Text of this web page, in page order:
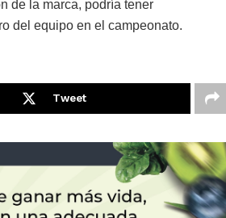
de la marca, podría tener
del equipo en el campeonato.
Tweet